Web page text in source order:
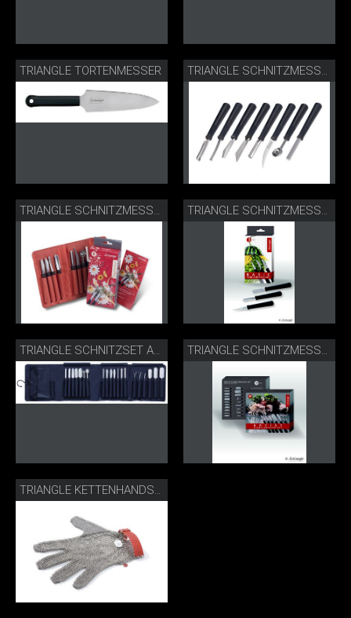
TRIANGLE TORTENMESSER TRIANGLE SCHNITZMESSER SET
TRIANGLE SCHNITZMESSER SET PROFESSIONAL TRIANGLE SCHNITZMESSER SET BASIC
TRIANGLE SCHNITZSET ARTIST TRIANGLE SCHNITZMESSER SET ARTIST
TRIANGLE KETTENHANDSCHUH